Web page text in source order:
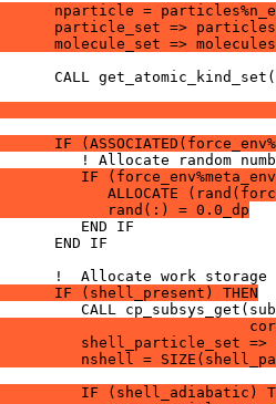
nparticle =
particle_set =>
molecule_set =>
CALL
IF
! Allocate random
IF
ALLOCATE
rand(:) = 0.0_dp
END IF
END IF
!  Allocate work storage
IF (shell_present) THEN
CALL
shell_particle_set =>
nshell =
IF (shell_adiabatic)